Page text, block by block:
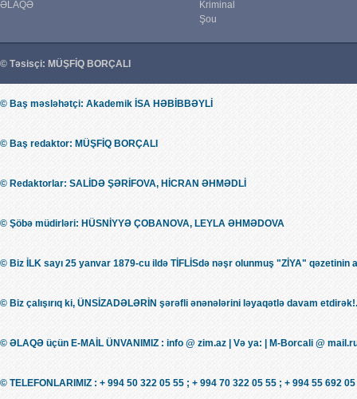
ƏLAQƏ
Kriminal
Şou
© Təsisçi: MÜŞFİQ BORÇALI
© Baş məsləhətçi: Akademik İSA HƏBİBBƏYLİ
© Baş redaktor: MÜŞFİQ BORÇALI
© Redaktorlar: SALİDƏ ŞƏRİFOVA, HİCRAN ƏHMƏDLİ
© Şöbə müdirləri: HÜSNİYYƏ ÇOBANOVA, LEYLA ƏHMƏDOVA
© Biz İLK sayı 25 yanvar 1879-cu ildə TİFLİSdə nəşr olunmuş "ZİYA" qəzetinin
© Biz çalışırıq ki, ÜNSİZADƏLƏRİN şərəfli ənənələrini ləyaqətlə davam
© ƏLAQƏ üçün E-MAİL ÜNVANIMIZ : info @ zim.az | Və ya: | M-Borcali @
© TELEFONLARIMIZ : + 994 50 322 05 55 ; + 994 70 322 05 55 ; + 994 55 692